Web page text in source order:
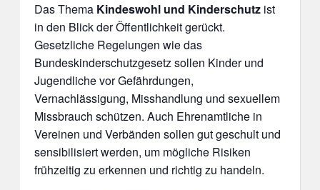
Das Thema Kindeswohl und Kinderschutzist
in den Blick der Öffentlichkeit gerückt.
Gesetzliche Regelungen wie das
Bundeskinderschutzgesetz sollen Kinder und
Jugendliche vor Gefährdungen,
Vernachlässigung, Misshandlung und sexuellem
Missbrauch schützen. Auch Ehrenamtliche in
Vereinen und Verbänden sollen gut geschult und
sensibilisiert werden, um mögliche Risiken
frühzeitig zu erkennen und richtig zu handeln.